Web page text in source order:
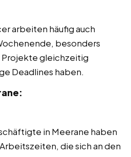
arbeiten häufig auch
besonders
Projekte gleichzeitig
Deadlines haben.
in Meerane haben
die sich an den